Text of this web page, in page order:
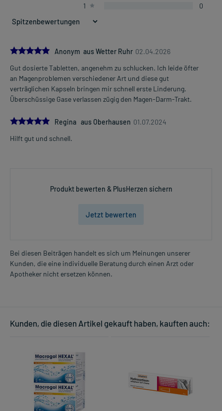
1
0
5.0Anonym aus Wetter Ruhr 02.04.2026
Gut dosierte Tabletten, angenehm zu schlucken. Ich leide öfter
an Magenproblemen verschiedener Art und diese gut
verträglichen Kapseln bringen mir schnell erste Linderung.
Überschüssige Gase verlassen zügig den Magen-Darm-Trakt.
5.0
Regina aus Oberhausen 01.07.2024
Hilft gut und schnell.
Produkt bewerten & PlusHerzen sichern
Jetzt bewerten
Bei diesen Beiträgen handelt es sich um Meinungen unserer
Kunden, die eine individuelle Beratung durch einen Arzt oder
Apotheker nicht ersetzen können.
Kunden, die diesen Artikel gekauft haben, kauften auch: